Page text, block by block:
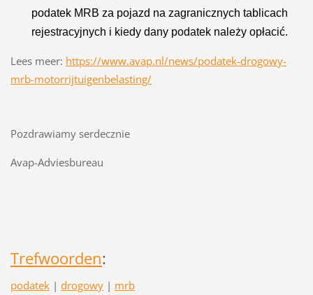
podatek MRB za pojazd na zagranicznych tablicach
rejestracyjnych i kiedy dany podatek należy opłacić.
Lees meer: https://www.avap.nl/news/podatek-drogowy-
mrb-motorrijtuigenbelasting/
Pozdrawiamy serdecznie
Avap-Adviesbureau
Trefwoorden:
podatek | drogowy | mrb